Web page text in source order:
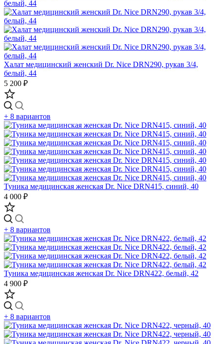
Халат медицинский женский Dr. Nice DRN290, рукав 3/4,
белый, 44
5 200 ₽
+ 8 вариантов
Туника медицинская женская Dr. Nice DRN415, синий, 40
4 000 ₽
+ 8 вариантов
Туника медицинская женская Dr. Nice DRN422, белый, 42
4 900 ₽
+ 8 вариантов